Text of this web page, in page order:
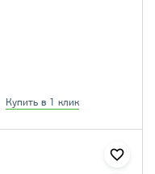
Купить в 1 клик